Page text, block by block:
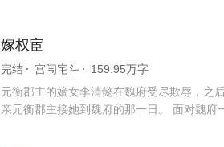
嫁权宦
完结 宫闱宅斗
159.95万字
元衡郡主的嫡女李清懿在魏府受尽欺辱，之
亲元衡郡主接她到魏府的那一日。 面对魏